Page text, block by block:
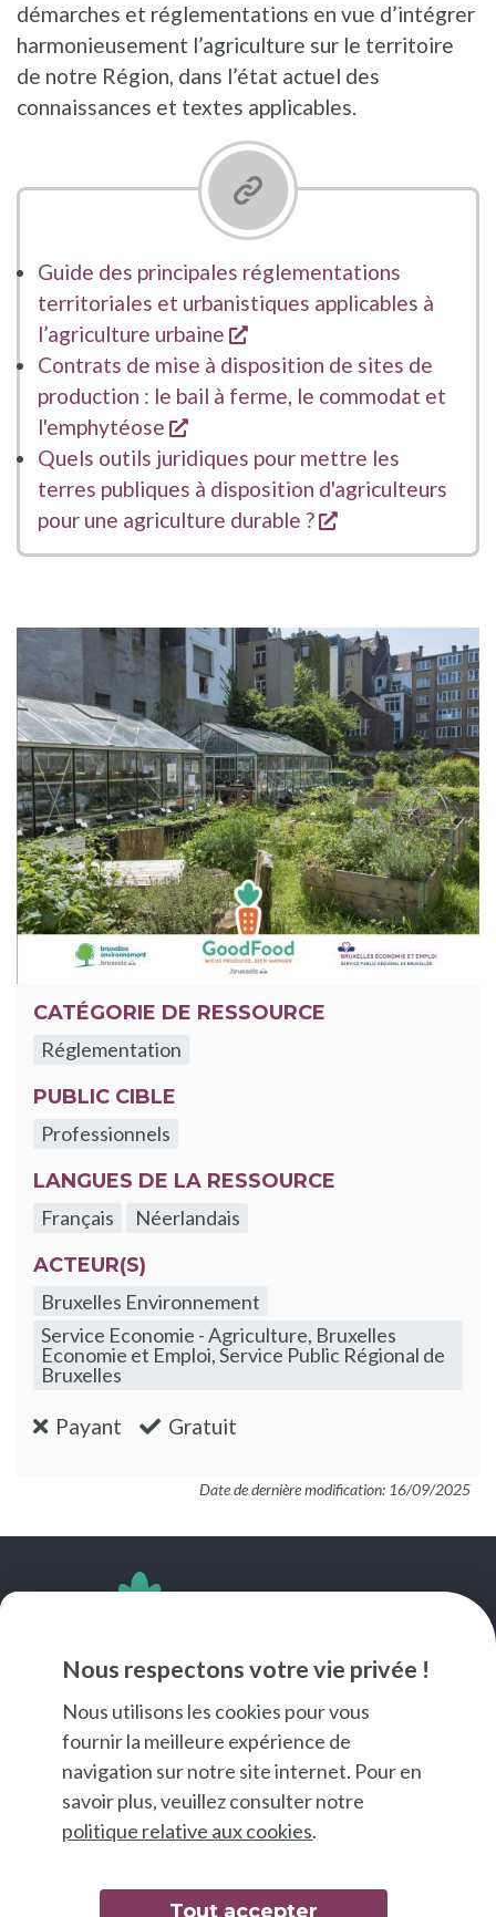
Nous respectons votre vie privée !
Nous utilisons les cookies pour vous
fournir la meilleure expérience de
navigation sur notre site internet. Pour en
savoir plus, veuillez consulter notre
politique relative aux cookies.
Tout accepter
démarches et réglementations en vue d’intégrer
harmonieusement l’agriculture sur le territoire
de notre Région, dans l’état actuel des
connaissances et textes applicables.
Guide des principales réglementations
territoriales et urbanistiques applicables à
l’agriculture urbaine
s'ouvre dans une
Contrats de mise à disposition de sites de
production : le bail à ferme, le commodat et
l'emphytéose
s'ouvre dans une nouvelle
Quels outils juridiques pour mettre les
terres publiques à disposition d'agriculteurs
pour une agriculture durable ?
s'ouvre dans
CATÉGORIE DE RESSOURCE
Réglementation
PUBLIC CIBLE
Professionnels
LANGUES DE LA RESSOURCE
Français
Néerlandais
ACTEUR(S)
Bruxelles Environnement
Service Economie - Agriculture, Bruxelles
Economie et Emploi, Service Public Régional de
Bruxelles
Payant :non Gratuit
Date de dernière modification: 16/09/2025